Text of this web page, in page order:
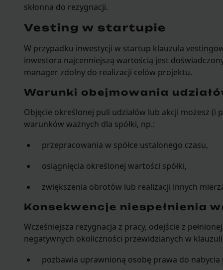
skłonna do rezygnacji.
Vesting w startupie
W przypadku inwestycji w startup klauzula
inwestora najcenniejszą wartością jest
manager zdolny do realizacji celów projektu.
Warunki obejmowania
Objęcie określonej puli udziałów lub akcji możesz (i
warunków ważnych dla spółki, np.:
przepracowania w spółce ustalonego czasu,
osiągnięcia określonej wartości spółki,
zwiększenia obrotów lub realizacji innych
Konsekwencje niespełnienia
Wcześniejsza rezygnacja z pracy, odejście z
negatywnych okoliczności przewidzianych w
pozbawia uprawnioną osobę prawa do nabycia